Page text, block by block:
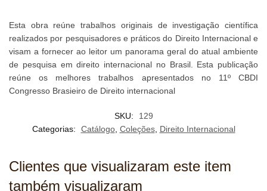
Esta obra reúne trabalhos originais de investigação científica
realizados por pesquisadores e práticos do Direito Internacional e
visam a fornecer ao leitor um panorama geral do atual ambiente
de pesquisa em direito internacional no Brasil. Esta publicação
reúne os melhores trabalhos apresentados no 11º CBDI
Congresso Brasieiro de Direito internacional
SKU:
129
Categorias:
Catálogo, Coleções, Direito Internacional
Clientes que visualizaram este item
também visualizaram